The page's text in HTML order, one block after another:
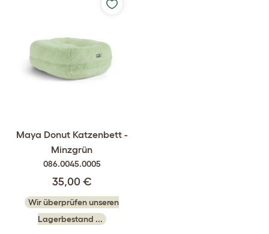
Maya Donut Katzenbett -
Minzgrün
086.0045.0005
35,00 €
Wir überprüfen unseren
Lagerbestand ...